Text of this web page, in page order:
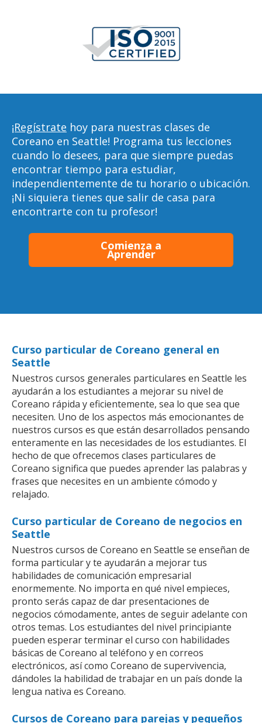
¡Regístrate hoy para nuestras clases de
Coreano en Seattle! Programa tus lecciones
cuando lo desees, para que siempre puedas
encontrar tiempo para estudiar,
independientemente de tu horario o ubicación.
¡Ni siquiera tienes que salir de casa para
encontrarte con tu profesor!
Comienza a
Aprender
Curso particular de Coreano general en
Seattle
Nuestros cursos generales particulares en Seattle les
ayudarán a los estudiantes a mejorar su nivel de
Coreano rápida y eficientemente, sea lo que sea que
necesiten. Uno de los aspectos más emocionantes de
nuestros cursos es que están desarrollados pensando
enteramente en las necesidades de los estudiantes. El
hecho de que ofrecemos clases particulares de
Coreano significa que puedes aprender las palabras y
frases que necesites en un ambiente cómodo y
relajado.
Curso particular de Coreano de negocios en
Seattle
Nuestros cursos de Coreano en Seattle se enseñan de
forma particular y te ayudarán a mejorar tus
habilidades de comunicación empresarial
enormemente. No importa en qué nivel empieces,
pronto serás capaz de dar presentaciones de
negocios cómodamente, antes de seguir adelante con
otros temas. Los estudiantes del nivel principiante
pueden esperar terminar el curso con habilidades
básicas de Coreano al teléfono y en correos
electrónicos, así como Coreano de supervivencia,
dándoles la habilidad de trabajar en un país donde la
lengua nativa es Coreano.
Cursos de Coreano para parejas y pequeños